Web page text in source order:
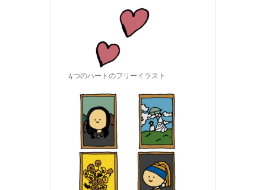
4つのハートのフリーイラスト